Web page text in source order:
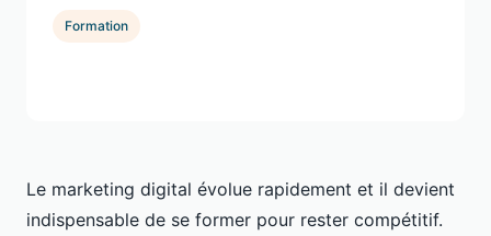
Le marketing digital évolue rapidement et il devient
indispensable de se former pour rester compétitif.
Formation